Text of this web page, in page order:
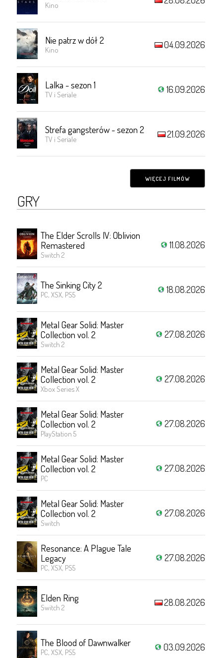
Kino
Nie patrz w dół 2
Kino 04.09.2026
Lalka - sezon 1
TV i Seriale 16.09.2026
Strefa gangsterów - sezon 2
TV i Seriale 21.09.2026
WIĘCEJ FILMÓW
GRY
The Elder Scrolls IV: Oblivion
Remastered
Switch 2
11.08.2026
The Sinking City 2
PC, XSX, PS5 18.08.2026
Metal Gear Solid: Master
Collection vol. 2
Switch 2
27.08.2026
Metal Gear Solid: Master
Collection vol. 2
Xbox Series X
27.08.2026
Metal Gear Solid: Master
Collection vol. 2
PlayStation 5
27.08.2026
Metal Gear Solid: Master
Collection vol. 2
PC
27.08.2026
Metal Gear Solid: Master
Collection vol. 2
Switch
27.08.2026
Resonance: A Plague Tale
Legacy
PC, XSX, PS5
27.08.2026
Elden Ring
Switch 2 28.08.2026
The Blood of Dawnwalker
PC, XSX, PS5 03.09.2026